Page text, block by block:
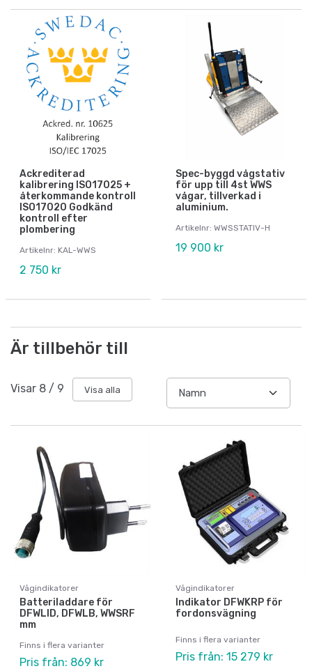
Ackrediterad
kalibrering ISO17025 +
återkommande kontroll
ISO17020 Godkänd
kontroll efter
plombering
Artikelnr: KAL-WWS
2 750 kr
Spec-byggd vågstativ
för upp till 4st WWS
vågar, tillverkad i
aluminium.
Artikelnr: WWSSTATIV-H
19 900 kr
Är tillbehör till
Visar 8 / 9 Visa alla
Vågindikatorer
Batteriladdare för
DFWLID, DFWLB, WWSRF
mm
Finns i flera varianter
Pris från: 869 kr
Vågindikatorer
Indikator DFWKRP för
fordonsvägning
Finns i flera varianter
Pris från: 15 279 kr